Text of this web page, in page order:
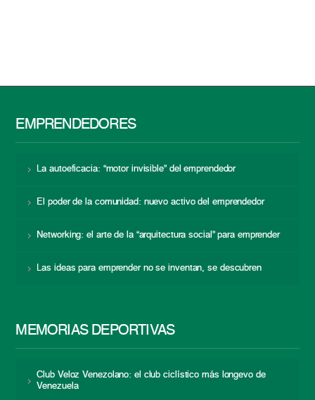
EMPRENDEDORES
La autoeficacia: “motor invisible” del emprendedor
El poder de la comunidad: nuevo activo del emprendedor
Networking: el arte de la “arquitectura social” para emprender
Las ideas para emprender no se inventan, se descubren
MEMORIAS DEPORTIVAS
Club Veloz Venezolano: el club ciclístico más longevo de
Venezuela